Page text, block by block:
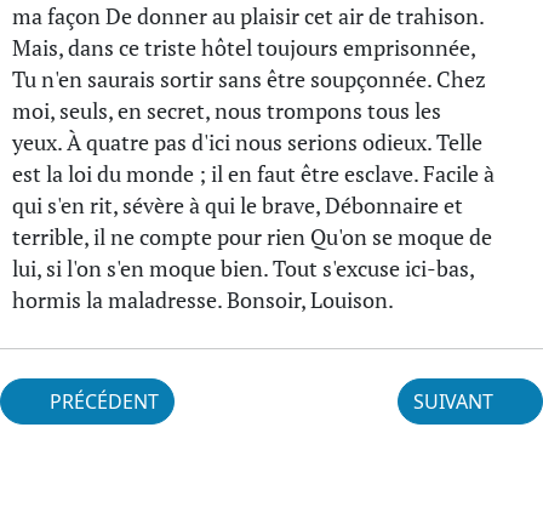
ma façon De donner au plaisir cet air de trahison.
Mais, dans ce triste hôtel toujours emprisonnée,
Tu n'en saurais sortir sans être soupçonnée. Chez
moi, seuls, en secret, nous trompons tous les
yeux. À quatre pas d'ici nous serions odieux. Telle
est la loi du monde ; il en faut être esclave. Facile à
qui s'en rit, sévère à qui le brave, Débonnaire et
terrible, il ne compte pour rien Qu'on se moque de
lui, si l'on s'en moque bien. Tout s'excuse ici-bas,
hormis la maladresse. Bonsoir, Louison.
PRÉCÉDENT SUIVANT